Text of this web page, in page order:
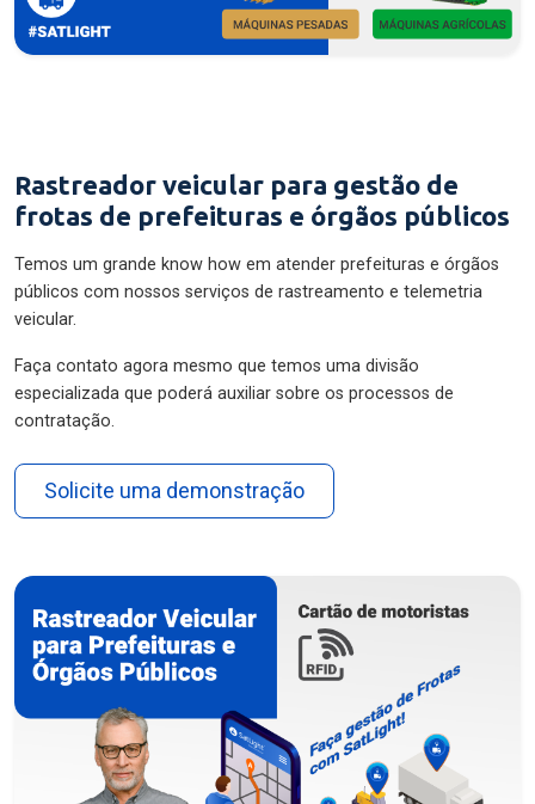
Rastreador veicular para gestão de
frotas de prefeituras e órgãos públicos
Temos um grande know how em atender prefeituras e órgãos
públicos com nossos serviços de rastreamento e telemetria
veicular.
Faça contato agora mesmo que temos uma divisão
especializada que poderá auxiliar sobre os processos de
contratação.
Solicite uma demonstração